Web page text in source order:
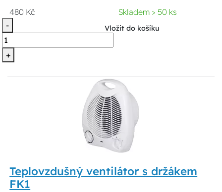
480 Kč
Skladem > 50 ks
-
+
Vložit do košíku
Teplovzdušný ventilátor s držákem
FK1